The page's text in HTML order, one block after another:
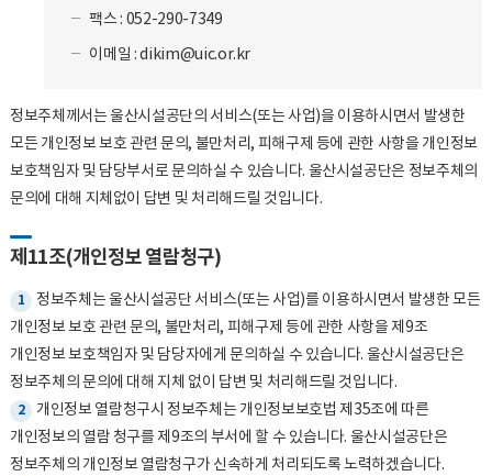
팩스 : 052-290-7349
이메일 : dikim@uic.or.kr
정보주체께서는 울산시설공단의 서비스(또는 사업)을 이용하시면서 발생한
모든 개인정보 보호 관련 문의, 불만처리, 피해구제 등에 관한 사항을 개인정보
보호책임자 및 담당부서로 문의하실 수 있습니다. 울산시설공단은 정보주체의
문의에 대해 지체없이 답변 및 처리해드릴 것입니다.
제11조(개인정보 열람청구)
1
정보주체는 울산시설공단 서비스(또는 사업)를 이용하시면서 발생한 모든
개인정보 보호 관련 문의, 불만처리, 피해구제 등에 관한 사항을 제9조
개인정보 보호책임자 및 담당자에게 문의하실 수 있습니다. 울산시설공단은
정보주체의 문의에 대해 지체 없이 답변 및 처리해드릴 것입니다.
2
개인정보 열람청구시 정보주체는 개인정보보호법 제35조에 따른
개인정보의 열람 청구를 제9조의 부서에 할 수 있습니다. 울산시설공단은
정보주체의 개인정보 열람청구가 신속하게 처리되도록 노력하겠습니다.